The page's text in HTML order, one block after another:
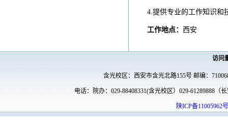
4.提供专业的工作知识和
工作地点： 西安
访问
含光校区：西安市含光北路155号 邮编：
电话：院办：029-88408331(含光校区）029-61289888（
陕ICP备11005962